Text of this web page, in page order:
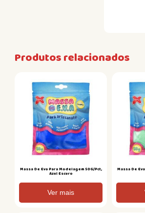
Produtos relacionados
Massa De Eva Para Modelagem 50G/Pct,
Azul Escuro
Ver mais
Massa De